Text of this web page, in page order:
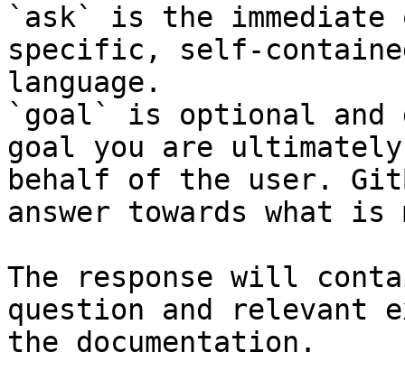
`ask` is the
specific, self-
language.
`goal` is optional and
goal you are
behalf of the user.
answer towards what
The response will
question and relevant
the documentation.